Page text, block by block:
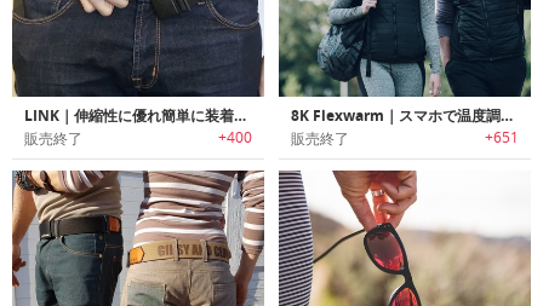
LINK｜伸縮性に優れ簡単に装着可能なマグネットベルト「リンク」
販売終了 +400
8K Flexwarm｜スマホで温度調整可能なスマートヒートジャケット/ベスト「8Kフレックスウォーム」
販売終了 +651